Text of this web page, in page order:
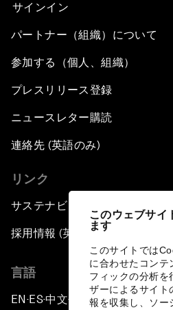
このウェブサイ
ます
このサイトでは
に合わせたコンテ
フィックの分析を
ザーによるサイト
報を収集し、ソー
サインイン
パートナー（組織）について
参加する（個人、組織）
プレスリリース登録
ニュースレター購読
連絡先 (英語のみ)
リンク
サステナビリティへの取り組み
採用情報 (英語のみ)
言語
EN ▪ES▪中文▪ 日本語